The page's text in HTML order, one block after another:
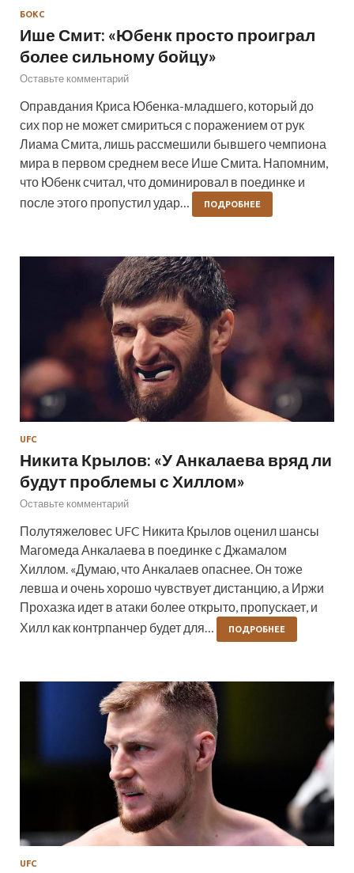
БОКС
Ише Смит: «Юбенк просто проиграл
более сильному бойцу»
Оставьте комментарий
Оправдания Криса Юбенка-младшего, который до
сих пор не может смириться с поражением от рук
Лиама Смита, лишь рассмешили бывшего чемпиона
мира в первом среднем весе Ише Смита. Напомним,
что Юбенк считал, что доминировал в поединке и
после этого пропустил удар…
ПОДРОБНЕЕ
UFC
Никита Крылов: «У Анкалаева вряд ли
будут проблемы с Хиллом»
Оставьте комментарий
Полутяжеловес UFC Никита Крылов оценил шансы
Магомеда Анкалаева в поединке с Джамалом
Хиллом. «Думаю, что Анкалаев опаснее. Он тоже
левша и очень хорошо чувствует дистанцию, а Иржи
Прохазка идет в атаки более открыто, пропускает, и
Хилл как контрпанчер будет для…
ПОДРОБНЕЕ
UFC